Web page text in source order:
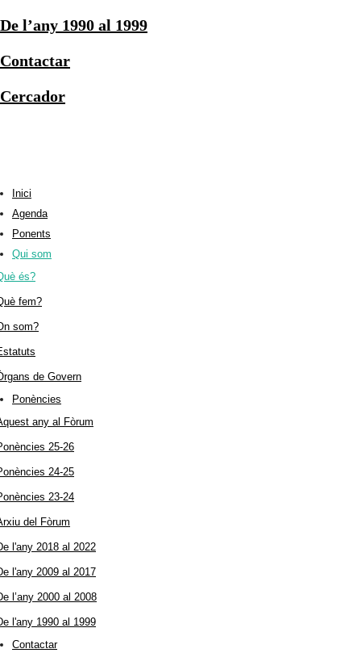
De l’any 1990 al 1999
Contactar
Cercador
Inici
Agenda
Ponents
Qui som
és?
fem?
som?
de Govern
Ponències
any al Fòrum
25-26
24-25
23-24
del Fòrum
l'any 2018 al 2022
l'any 2009 al 2017
l’any 2000 al 2008
l'any 1990 al 1999
Contactar